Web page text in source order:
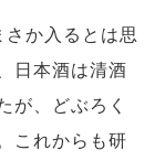
か入るとは思
日本酒は清酒
が、どぶろく
これからも研